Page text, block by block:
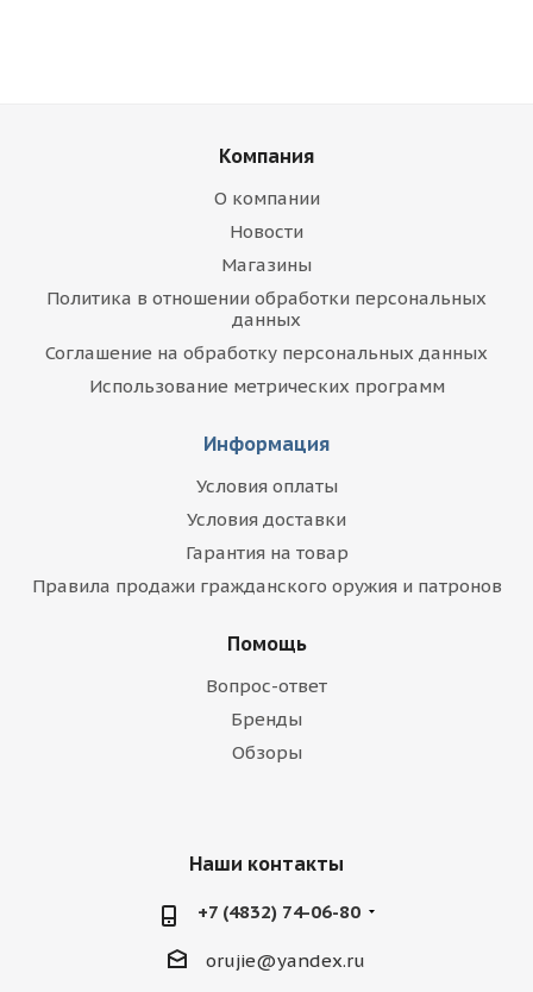
Компания
О компании
Новости
Магазины
Политика в отношении обработки персональных
данных
Соглашение на обработку персональных данных
Использование метрических программ
Информация
Условия оплаты
Условия доставки
Гарантия на товар
Правила продажи гражданского оружия и патронов
Помощь
Вопрос-ответ
Бренды
Обзоры
Наши контакты
+7 (4832) 74-06-80
orujie@yandex.ru